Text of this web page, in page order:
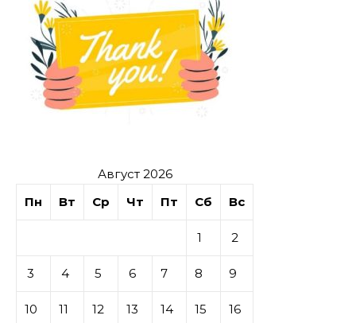
Август 2026
Пн
Вт Ср Чт Пт Сб Вс
1 2
3 4 5 6 7 8 9
10 11 12 13 14 15 16